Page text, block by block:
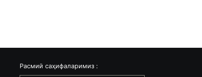
Расмий саҳифаларимиз :